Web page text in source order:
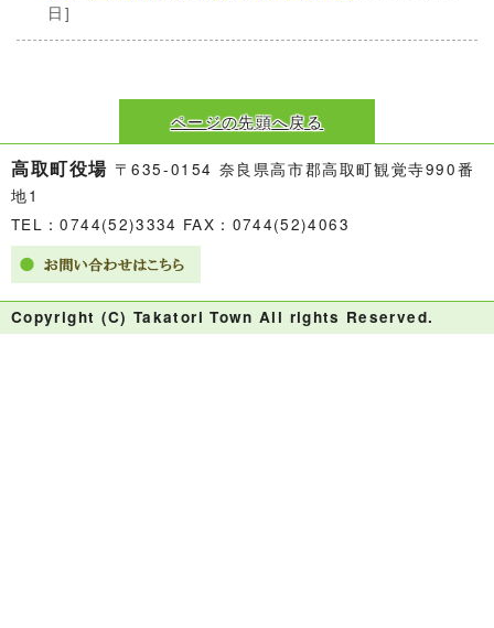
日]
ページの先頭へ戻る
高取町役場 〒635-0154 奈良県高市郡高取町観覚寺990番
地1
TEL：0744(52)3334 FAX：0744(52)4063
Copyright (C) Takatori Town All rights Reserved.